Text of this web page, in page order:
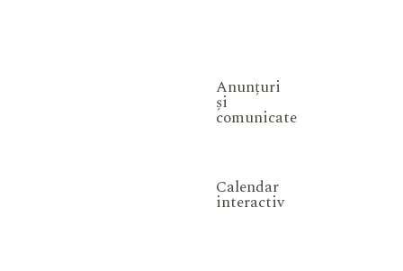
Anunțuri
și
comunicate
Calendar
interactiv